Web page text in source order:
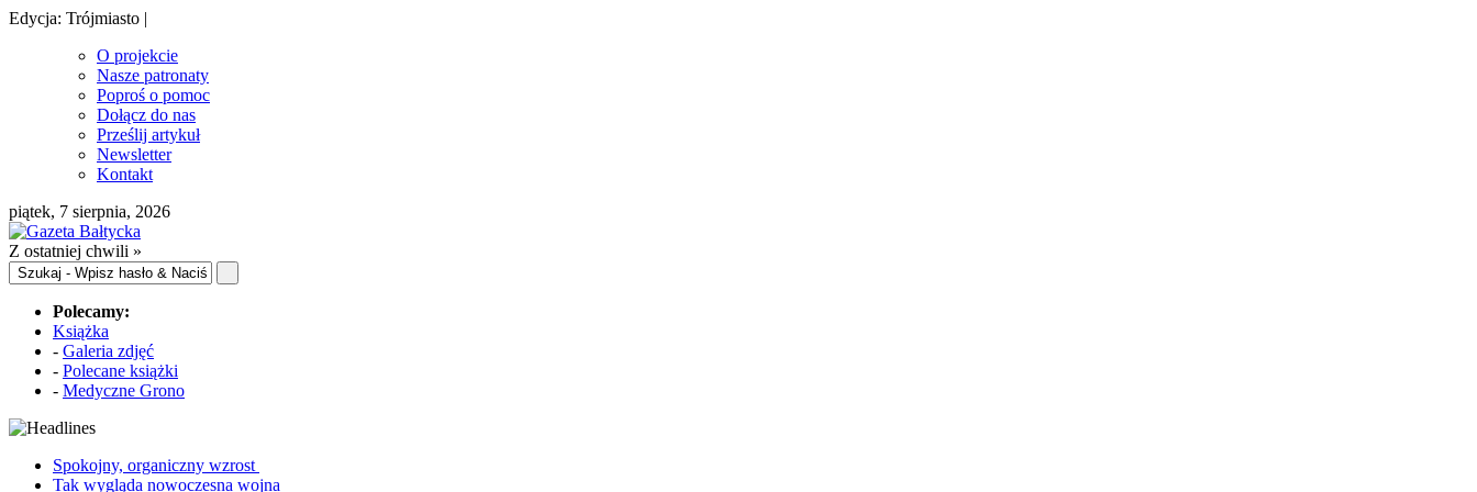
Edycja: Trójmiasto |
O projekcie
Nasze patronaty
Poproś o pomoc
Dołącz do nas
Prześlij artykuł
Newsletter
Kontakt
piątek, 7 sierpnia, 2026
Z ostatniej chwili »
Polecamy:
Książka
- Galeria zdjęć
- Polecane książki
- Medyczne Grono
Spokojny, organiczny wzrost
Tak wygląda nowoczesna wojna